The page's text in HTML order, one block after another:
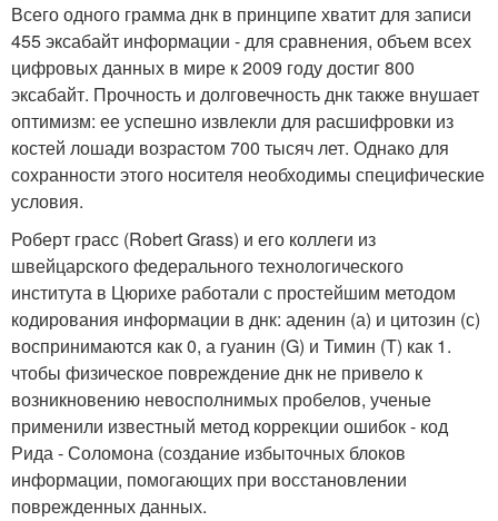
Всего одного грамма днк в принципе хватит для записи
455 эксабайт информации - для сравнения, объем всех
цифровых данных в мире к 2009 году достиг 800
эксабайт. Прочность и долговечность днк также внушает
оптимизм: ее успешно извлекли для расшифровки из
костей лошади возрастом 700 тысяч лет. Однако для
сохранности этого носителя необходимы специфические
условия.
Роберт грасс (Robert Grass) и его коллеги из
швейцарского федерального технологического
института в Цюрихе работали с простейшим методом
кодирования информации в днк: аденин (а) и цитозин (с)
воспринимаются как 0, а гуанин (G) и Тимин (T) как 1.
чтобы физическое повреждение днк не привело к
возникновению невосполнимых пробелов, ученые
применили известный метод коррекции ошибок - код
Рида - Соломона (создание избыточных блоков
информации, помогающих при восстановлении
поврежденных данных.